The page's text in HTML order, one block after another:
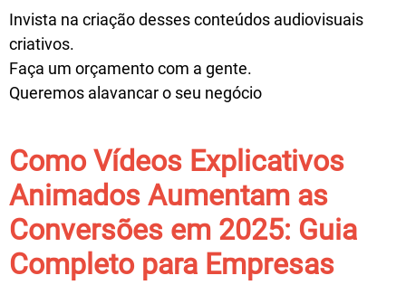
Invista na criação desses conteúdos audiovisuais
criativos.
Faça um orçamento com a gente.
Queremos alavancar o seu negócio
Como Vídeos Explicativos
Animados Aumentam as
Conversões em 2025: Guia
Completo para Empresas